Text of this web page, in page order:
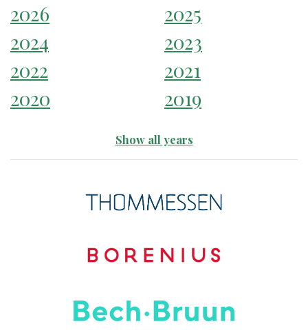
2026
2025
2024
2023
2022
2021
2020
2019
Show all years